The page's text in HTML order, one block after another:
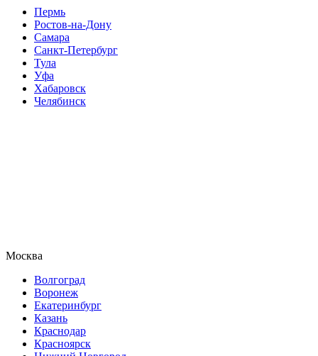
Пермь
Ростов-на-Дону
Самара
Санкт-Петербург
Тула
Уфа
Хабаровск
Челябинск
Москва
Волгоград
Воронеж
Екатеринбург
Казань
Краснодар
Красноярск